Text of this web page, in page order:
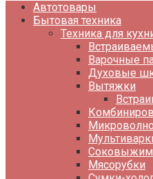
Автотовары
Бытовая техника
Техника для
Варочные
Духовые
Вытяжки
Мясорубки